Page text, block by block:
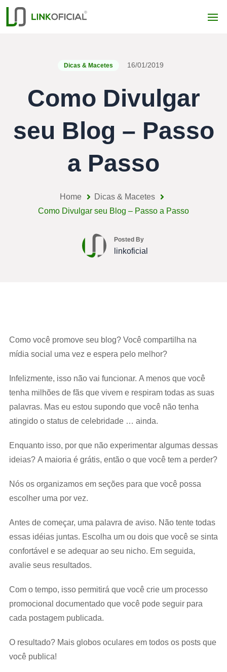
Dicas & Macetes 16/01/2019
Como Divulgar
seu Blog – Passo
a Passo
Home
Dicas & Macetes
Como Divulgar seu Blog – Passo a Passo
Posted By
linkoficial
Como você promove seu blog? Você compartilha na
mídia social uma vez e espera pelo melhor?
Infelizmente, isso não vai funcionar. A menos que você
tenha milhões de fãs que vivem e respiram todas as suas
palavras. Mas eu estou supondo que você não tenha
atingido o status de celebridade … ainda.
Enquanto isso, por que não experimentar algumas dessas
ideias? A maioria é grátis, então o que você tem a perder?
Nós os organizamos em seções para que você possa
escolher uma por vez.
Antes de começar, uma palavra de aviso. Não tente todas
essas idéias juntas. Escolha um ou dois que você se sinta
confortável e se adequar ao seu nicho. Em seguida,
avalie seus resultados.
Com o tempo, isso permitirá que você crie um processo
promocional documentado que você pode seguir para
cada postagem publicada.
O resultado? Mais globos oculares em todos os posts que
você publica!